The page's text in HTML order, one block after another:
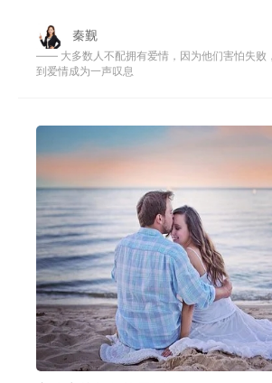
秦觐
—— 大多数人不配拥有爱情，因为他们害怕失败
到爱情成为一声叹息